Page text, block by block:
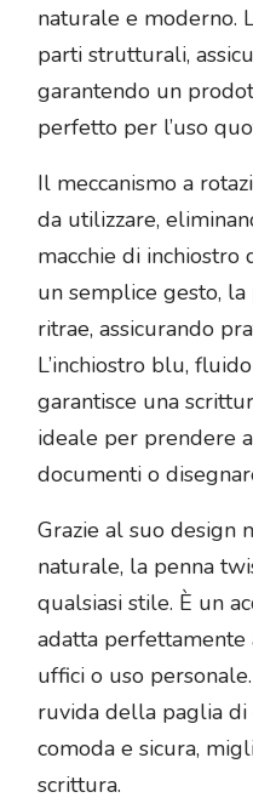
naturale e moderno.
parti strutturali,
garantendo un
perfetto per l’uso
Il meccanismo a
da utilizzare,
macchie di inchiostro
un semplice gesto,
ritrae, assicurando
L’inchiostro blu,
garantisce una
ideale per prendere
documenti o
Grazie al suo design
naturale, la penna
qualsiasi stile. È un
adatta perfettamente
uffici o uso
ruvida della paglia
comoda e sicura,
scrittura.